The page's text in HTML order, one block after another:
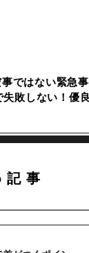
ではない緊急
失敗しない！優
事